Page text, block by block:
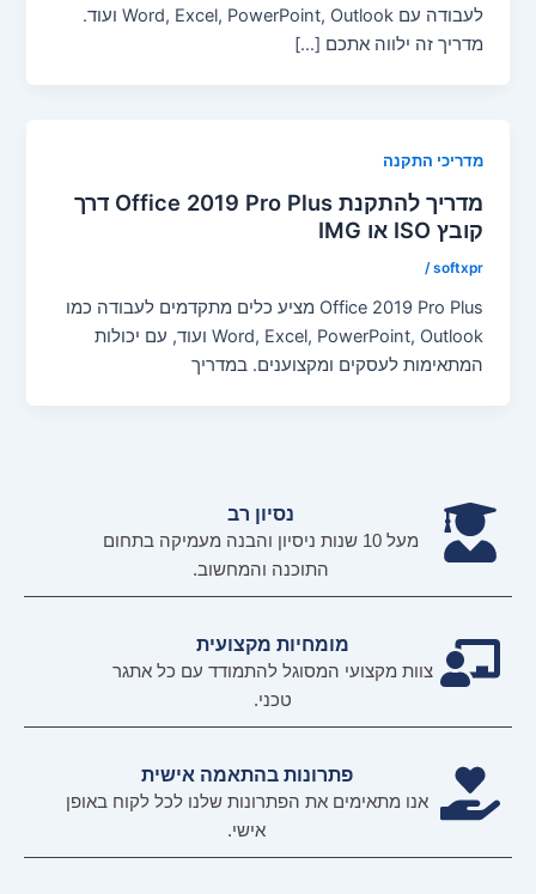
לעבודה עם Word, Excel, PowerPoint, Outlook ועוד.
מדריך זה ילווה אתכם […]
מדריכי התקנה
מדריך להתקנת Office 2019 Pro Plus דרך
קובץ ISO או IMG
softxpr
/
Office 2019 Pro Plus מציע כלים מתקדמים לעבודה כמו
Word, Excel, PowerPoint, Outlook ועוד, עם יכולות
המתאימות לעסקים ומקצוענים. במדריך
נסיון רב
מעל 10 שנות ניסיון והבנה מעמיקה בתחום
התוכנה והמחשוב.
מומחיות מקצועית
צוות מקצועי המסוגל להתמודד עם כל אתגר
טכני.
פתרונות בהתאמה אישית
אנו מתאימים את הפתרונות שלנו לכל לקוח באופן
אישי.